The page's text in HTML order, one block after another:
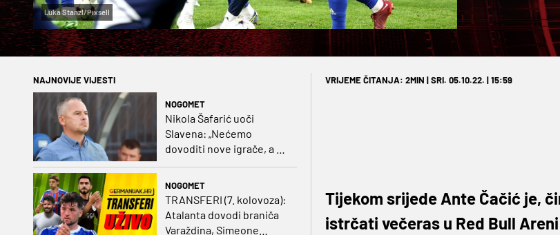
Luka Stanzl/Pixsell
NAJNOVIJE VIJESTI
NOGOMET
Nikola Šafarić uoči
Slavena: „Nećemo
dovoditi nove igrače, a o
prodaji ćemo razmisliti
NOGOMET
TRANSFERI (7. kolovoza):
Atalanta dovodi braniča
Varaždina, Simeone
VRIJEME ČITANJA: 2MIN | SRI. 05.10.22. | 15:59
Tijekom srijede Ante Čačić je,
istrčati večeras u Red Bull Areni